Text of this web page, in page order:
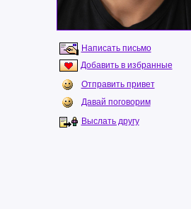
Написать письмо
Добавить в избранные
Отправить привет
Давай поговорим
Выслать другу